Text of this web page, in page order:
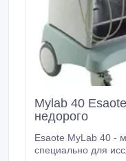
Mylab 40
недорого
Esaote MyLab 40 - мощный
специально для